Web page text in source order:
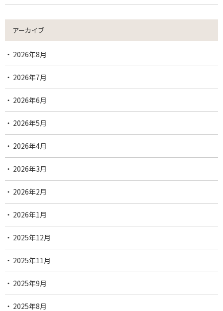
アーカイブ
2026年8月
2026年7月
2026年6月
2026年5月
2026年4月
2026年3月
2026年2月
2026年1月
2025年12月
2025年11月
2025年9月
2025年8月